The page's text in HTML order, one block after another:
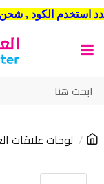
شحن مجاني للطلبات
لوحات علاقات